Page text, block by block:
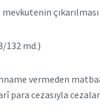
mevkutenin
132 md.)
vermeden
para cezasıyla